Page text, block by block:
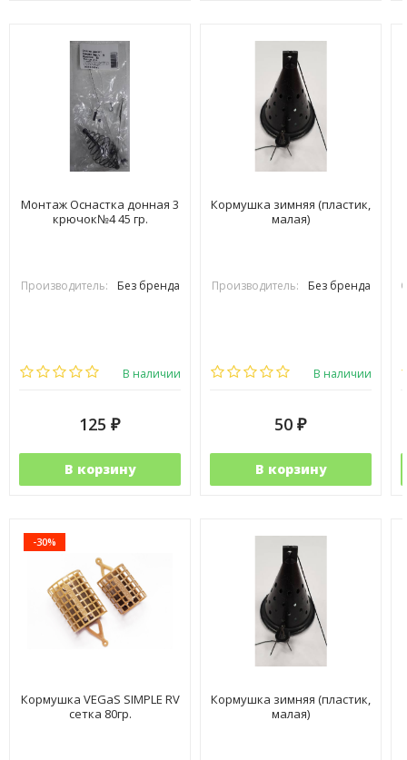
Монтаж Оснастка донная 3
крючок№4 45 гр.
Производитель: Без бренда
В наличии
125 ₽
В корзину
Кормушка зимняя (пластик,
малая)
Производитель: Без бренда
В наличии
50 ₽
В корзину
-30%
Кормушка VEGaS SIMPLE RV
сетка 80гр.
Кормушка зимняя (пластик,
малая)